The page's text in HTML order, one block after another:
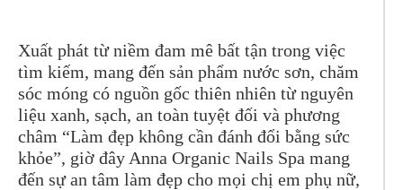
Xuất phát từ niềm đam mê bất tận trong việc
tìm kiếm, mang đến sản phẩm nước sơn, chăm
sóc móng có nguồn gốc thiên nhiên từ nguyên
liệu xanh, sạch, an toàn tuyệt đối và phương
châm “Làm đẹp không cần đánh đổi bằng sức
khỏe”, giờ đây Anna Organic Nails Spa mang
đến sự an tâm làm đẹp cho mọi chị em phụ nữ,